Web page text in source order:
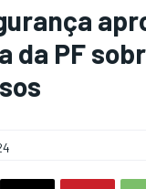
da PF